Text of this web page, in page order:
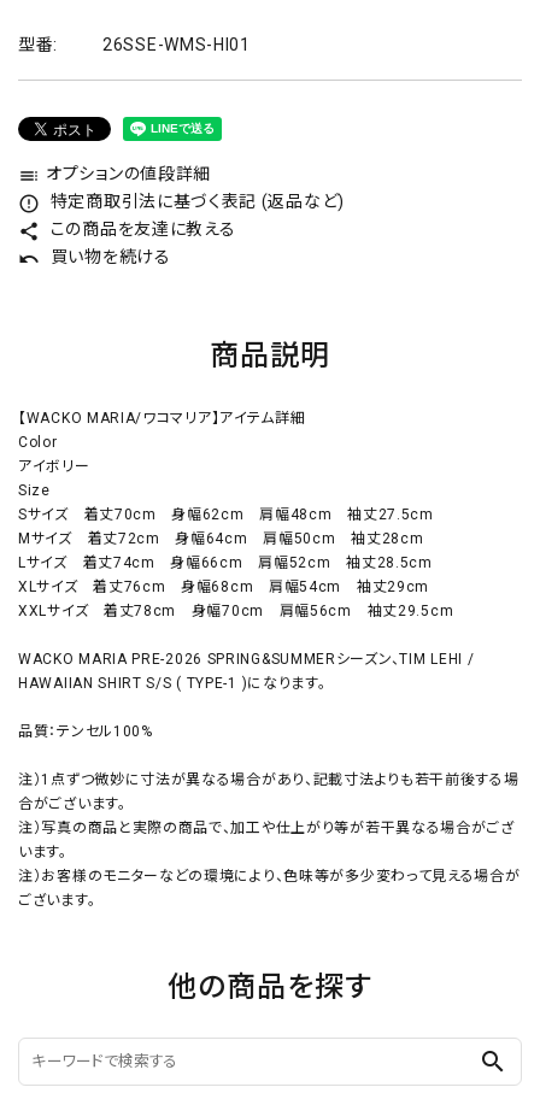
型番: 26SSE-WMS-HI01
toc オプションの値段詳細
error_outline 特定商取引法に基づく表記 (返品など)
share この商品を友達に教える
undo 買い物を続ける
商品説明
【WACKO MARIA/ワコマリア】アイテム詳細
Color
アイボリー
Size
Sサイズ 着丈70cm 身幅62cm 肩幅48cm 袖丈27.5cm
Mサイズ 着丈72cm 身幅64cm 肩幅50cm 袖丈28cm
Lサイズ 着丈74cm 身幅66cm 肩幅52cm 袖丈28.5cm
XLサイズ 着丈76cm 身幅68cm 肩幅54cm 袖丈29cm
XXLサイズ 着丈78cm 身幅70cm 肩幅56cm 袖丈29.5cm
WACKO MARIA PRE-2026 SPRING&SUMMERシーズン、TIM LEHI /
HAWAIIAN SHIRT S/S ( TYPE-1 )になります。
品質：テンセル100%
注）1点ずつ微妙に寸法が異なる場合があり、記載寸法よりも若干前後する場
合がございます。
注）写真の商品と実際の商品で、加工や仕上がり等が若干異なる場合がござ
います。
注）お客様のモニターなどの環境により、色味等が多少変わって見える場合が
ございます。
他の商品を探す
search